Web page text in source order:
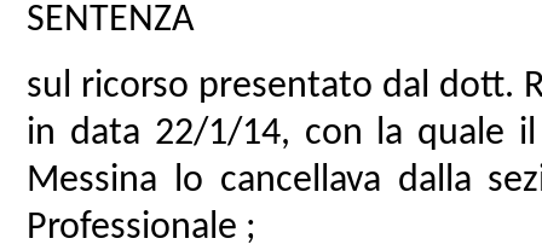
SENTENZA
sul ricorso presentato dal dott.
in data 22/1/14, con la quale il
Messina lo cancellava dalla
Professionale ;